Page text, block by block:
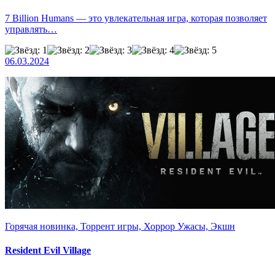
7 Billion Humans — это увлекательная игра, которая позволяет
управлять…
06.03.2024
Горячая новинка, Торрент игры, Хоррор Ужасы, Экшн
Resident Evil Village